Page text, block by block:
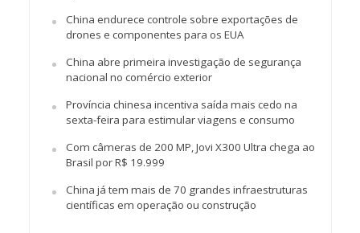
China endurece controle sobre exportações de
drones e componentes para os EUA
China abre primeira investigação de segurança
nacional no comércio exterior
Província chinesa incentiva saída mais cedo na
sexta-feira para estimular viagens e consumo
Com câmeras de 200 MP, Jovi X300 Ultra chega ao
Brasil por R$ 19.999
China já tem mais de 70 grandes infraestruturas
científicas em operação ou construção